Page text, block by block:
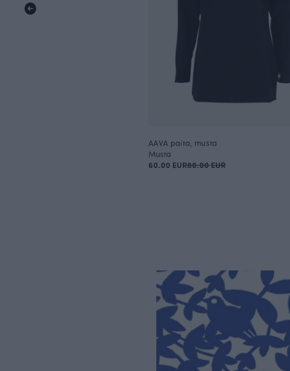
AAVA paita, musta
Musta
60.00 EUR80.00 EUR